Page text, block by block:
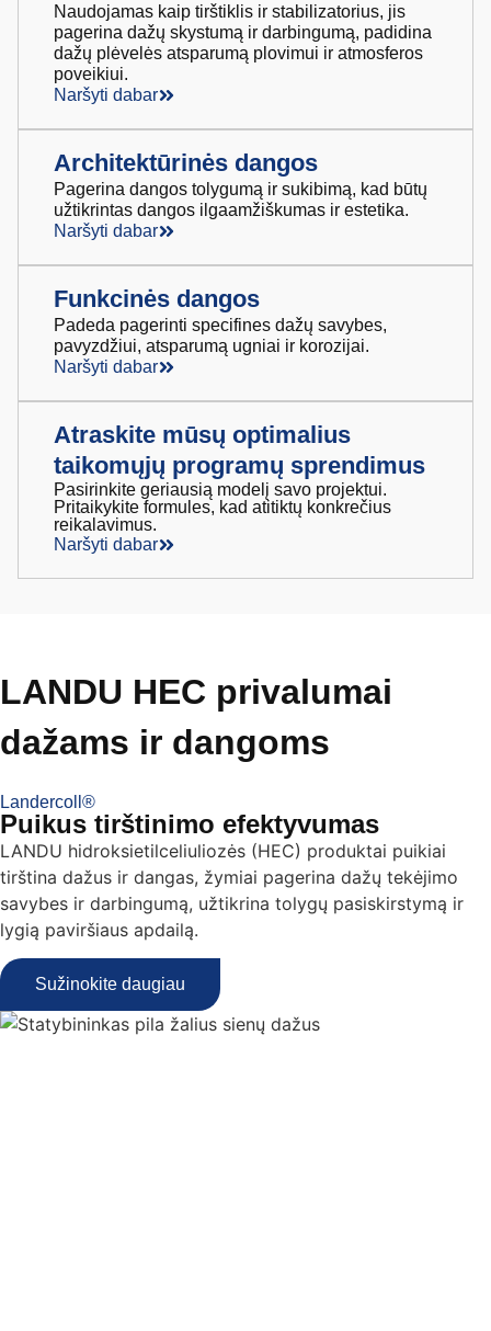
Naudojamas kaip tirštiklis ir stabilizatorius, jis
pagerina dažų skystumą ir darbingumą, padidina
dažų plėvelės atsparumą plovimui ir atmosferos
poveikiui.
Naršyti dabar
Architektūrinės dangos
Pagerina dangos tolygumą ir sukibimą, kad būtų
užtikrintas dangos ilgaamžiškumas ir estetika.
Naršyti dabar
Funkcinės dangos
Padeda pagerinti specifines dažų savybes,
pavyzdžiui, atsparumą ugniai ir korozijai.
Naršyti dabar
Atraskite mūsų optimalius
taikomųjų programų sprendimus
Pasirinkite geriausią modelį savo projektui.
Pritaikykite formules, kad atitiktų konkrečius
reikalavimus.
Naršyti dabar
LANDU HEC privalumai
dažams ir dangoms
Landercoll®
Puikus tirštinimo efektyvumas
LANDU hidroksietilceliuliozės (HEC) produktai puikiai
tirština dažus ir dangas, žymiai pagerina dažų tekėjimo
savybes ir darbingumą, užtikrina tolygų pasiskirstymą ir
lygią paviršiaus apdailą.
Sužinokite daugiau